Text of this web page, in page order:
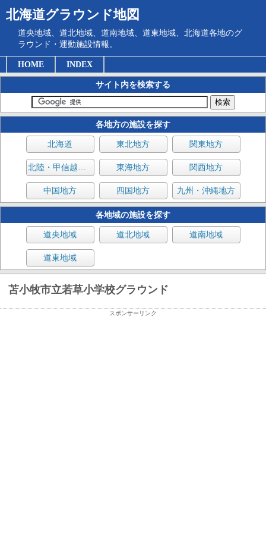
北海道グラウンド地図
道央地域、道北地域、道南地域、道東地域、北海道各地のグ
ラウンド・運動施設情報。
HOME INDEX
サイト内を検索する
各地方の施設を探す
北海道 東北地方 関東地方
北陸・甲信越地方 東海地方 関西地方
中国地方 四国地方 九州・沖縄地方
各地域の施設を探す
道央地域 道北地域 道南地域
道東地域
苫小牧市立若草小学校グラウンド
スポンサーリンク